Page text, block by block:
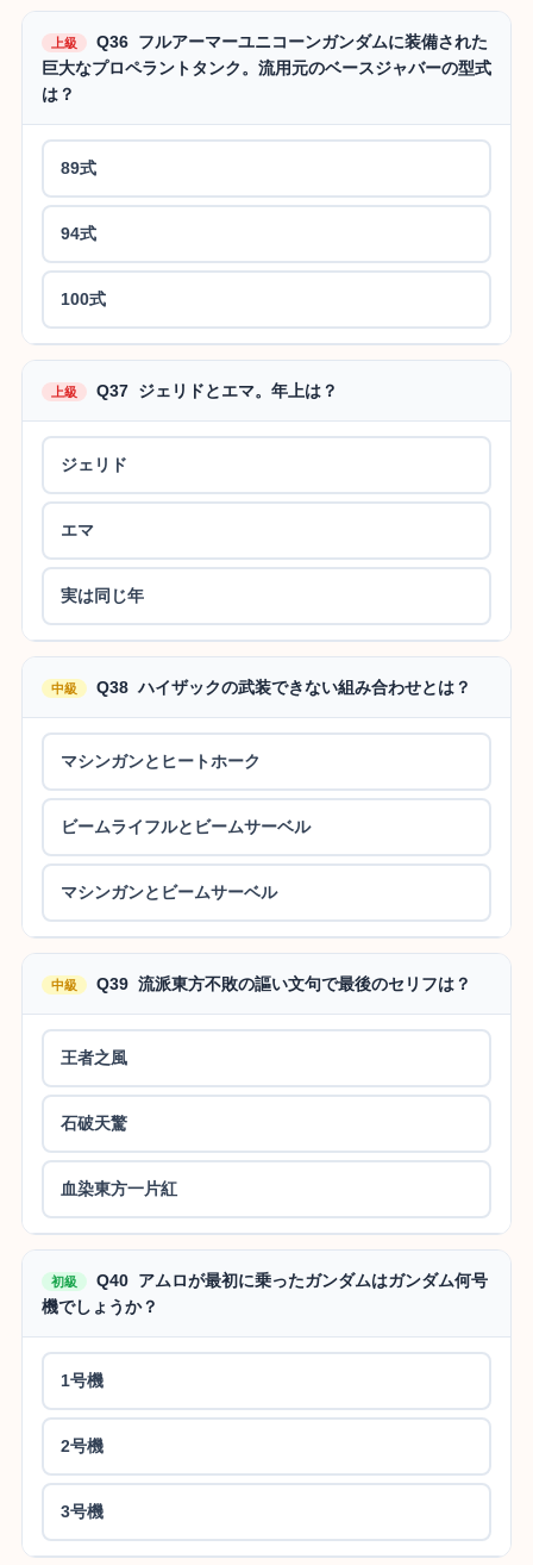
上級
Q36 フルアーマーユニコーンガンダムに装備された
巨大なプロペラントタンク。流用元のベースジャバーの型式
は？
89式
94式
100式
上級 Q37 ジェリドとエマ。年上は？
ジェリド
エマ
実は同じ年
中級 Q38 ハイザックの武装できない組み合わせとは？
マシンガンとヒートホーク
ビームライフルとビームサーベル
マシンガンとビームサーベル
中級 Q39 流派東方不敗の謳い文句で最後のセリフは？
王者之風
石破天驚
血染東方一片紅
初級
Q40 アムロが最初に乗ったガンダムはガンダム何号
機でしょうか？
1号機
2号機
3号機